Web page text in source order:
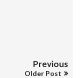
Previous
Older Post